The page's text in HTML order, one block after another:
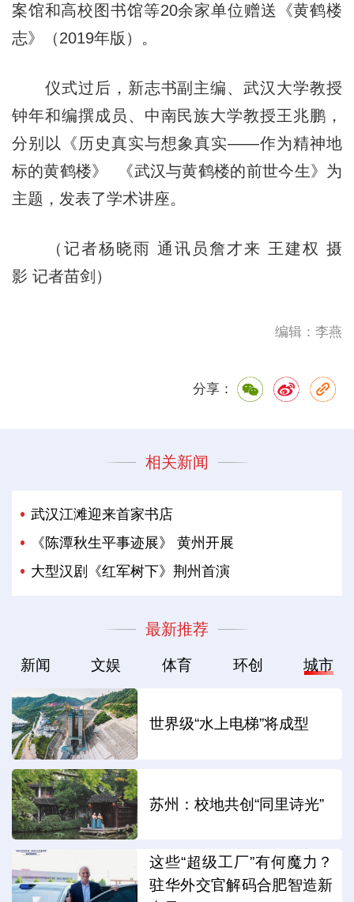
案馆和高校图书馆等20余家单位赠送《黄鹤楼
志》（2019年版）。
仪式过后，新志书副主编、武汉大学教授
钟年和编撰成员、中南民族大学教授王兆鹏，
分别以《历史真实与想象真实——作为精神地
标的黄鹤楼》 《武汉与黄鹤楼的前世今生》为
主题，发表了学术讲座。
（记者杨晓雨 通讯员詹才来 王建权 摄
影 记者苗剑）
编辑：李燕
分享：
相关新闻
武汉江滩迎来首家书店
《陈潭秋生平事迹展》 黄州开展
大型汉剧《红军树下》荆州首演
最新推荐
新闻 文娱 体育 环创 城市
世界级“水上电梯”将成型
苏州：校地共创“同里诗光”
这些“超级工厂”有何魔力？
驻华外交官解码合肥智造新